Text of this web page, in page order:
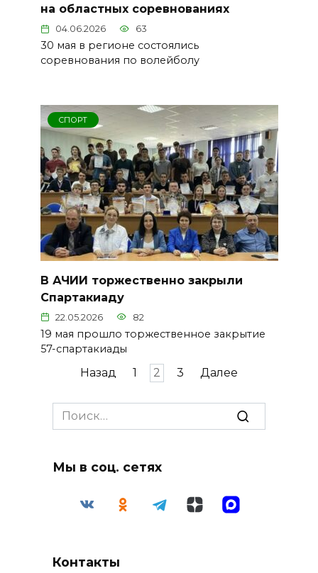
на областных соревнованиях
04.06.2026 63
30 мая в регионе состоялись
соревнования по волейболу
СПОРТ
В АЧИИ торжественно закрыли
Спартакиаду
22.05.2026 82
19 мая прошло торжественное закрытие
57-спартакиады
ПагинацияНазад 1 2 3 Далее
Search
for:
Мы в соц. сетях
Контакты